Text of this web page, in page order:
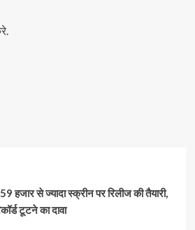
हजार से ज्यादा स्क्रीन पर रिलीज की तैयारी,
टूटने का दावा